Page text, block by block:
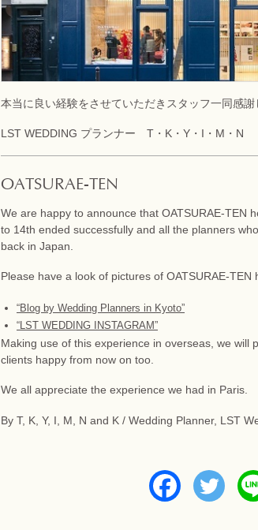
本当に良い経験をさせていただきスタッフ一同感謝
LST WEDDING プランナー T・K・Y・I・M・N
OATSURAE-TEN
We are happy to announce that OATSURAE-TEN
to 14th ended successfully and all the planners
back in Japan.
Please have a look of pictures of OATSURAE-TEN
“Blog by Wedding Planners in Kyoto”
“LST WEDDING INSTAGRAM”
Making use of this experience in overseas, we will
clients happy from now on too.
We all appreciate the experience we had in Paris.
By T, K, Y, I, M, N and K / Wedding Planner, LST